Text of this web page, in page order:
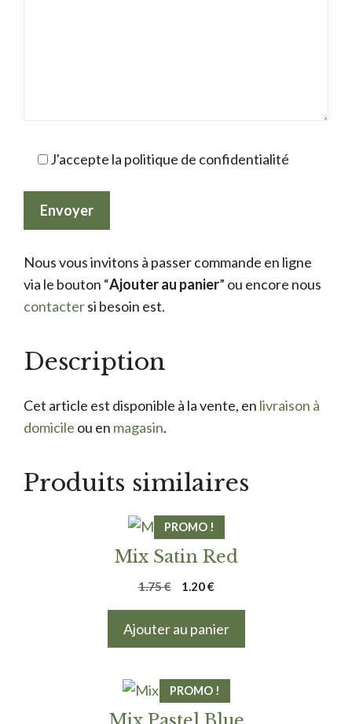
J'accepte la politique de confidentialité
Nous vous invitons à passer commande en ligne
via le bouton “Ajouter au panier” ou encore nous
contactersi besoin est.
Description
Cet article est disponible à la vente, en livraison à
domicile ou en magasin.
Produits similaires
PROMO !
Mix Satin Red
1.75€
Le
1.20€Le
actuel
Ajouter au panier
PROMO !